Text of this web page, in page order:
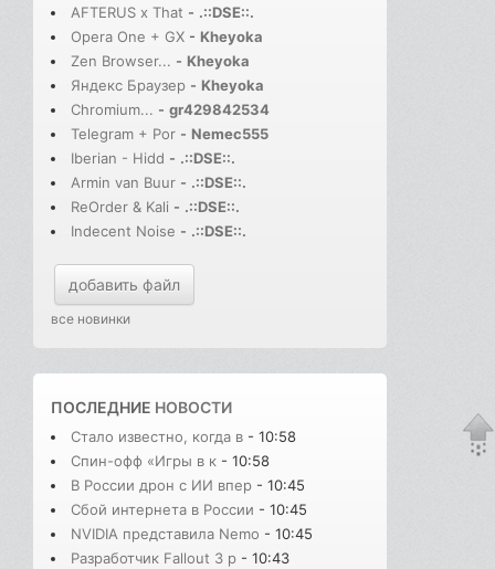
AFTERUS x That - .::DSE::.
Opera One + GX - Kheyoka
Zen Browser... - Kheyoka
Яндекс Браузер - Kheyoka
Chromium... - gr429842534
Telegram + Por - Nemec555
Iberian - Hidd - .::DSE::.
Armin van Buur - .::DSE::.
ReOrder & Kali - .::DSE::.
Indecent Noise - .::DSE::.
добавить файл
все новинки
ПОСЛЕДНИЕ НОВОСТИ
Стало известно, когда в - 10:58
Спин-офф «Игры в к - 10:58
В России дрон с ИИ впер - 10:45
Сбой интернета в России - 10:45
NVIDIA представила Nemo - 10:45
Разработчик Fallout 3 р - 10:43